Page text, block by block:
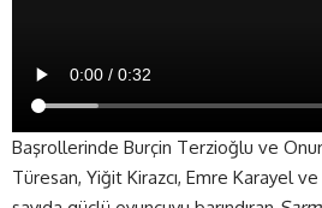
Başrollerinde Burçin Terzioğlu ve Onur
Türesan, Yiğit Kirazcı, Emre Karayel